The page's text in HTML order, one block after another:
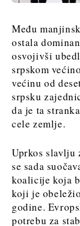
Među
ostala
osvojivši
srpskom
većinu od
srpsku
da je ta
cele zemlje.
Uprkos slavlju
se sada
koalicije koja
koji je
godine.
potrebu za